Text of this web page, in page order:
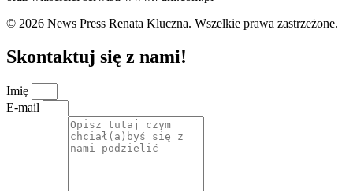
© 2026 News Press Renata Kluczna. Wszelkie prawa zastrzeżone.
Skontaktuj się z nami!
Imię
E-mail